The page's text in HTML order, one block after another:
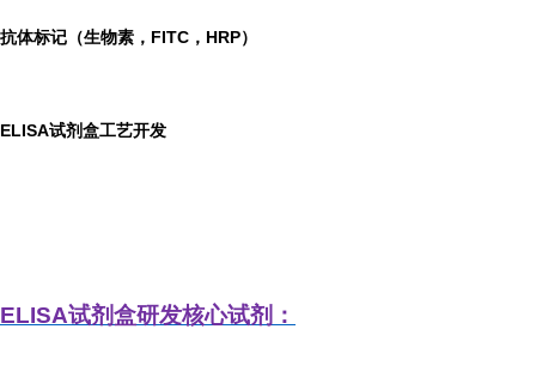
抗体标记（生物素，FITC，HRP）
ELISA试剂盒工艺开发
ELISA试剂盒研发核心试剂：